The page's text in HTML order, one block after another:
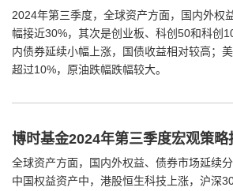
2024年第三季度，全球资产方面，国内外权
幅接近30%，其次是创业板、科创50和科创
内债券延续小幅上涨，国债收益相对较高；
超过10%，原油跌幅跌幅较大。
博时基金2024年第三季度宏观策略
全球资产方面，国内外权益、债券市场延续
中国权益资产中，港股恒生科技上涨，沪深